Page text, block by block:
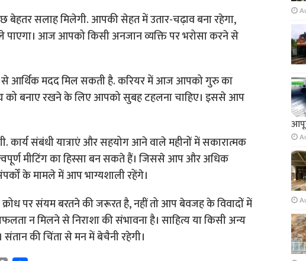
सलाह मिलेगी. आपकी सेहत में उतार-चढ़ाव बना रहेगा,
आज आपको किसी अनजान व्यक्ति पर भरोसा करने से
आर्थिक मदद मिल सकती है. करियर में आज आपको गुरु का
को बनाए रखने के लिए आपको सुबह टहलना चाहिए। इससे आप
कार्य संबंधी यात्राएं और सहयोग आने वाले महीनों में सकारात्मक
मीटिंग का हिस्सा बन सकते हैं। जिससे आप और अधिक
के मामले में आप भाग्यशाली रहेंगे।
पर संयम बरतने की जरूरत है, नहीं तो आप बेवजह के विवादों में
न मिलने से निराशा की संभावना है। साहित्य या किसी अन्य
की चिंता से मन में बेचैनी रहेगी।